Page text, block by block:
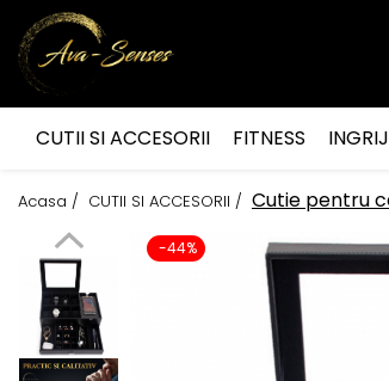
Ingrijire Corporala
CUTII SI ACCESORII FITNESS
Acasa / CUTII SI ACCESORII / Cutie pentru
-44%